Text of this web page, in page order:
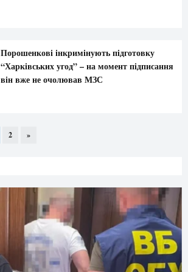
Порошенкові інкримінують підготовку
“Харківських угод” – на момент підписання
він вже не очолював МЗС
2 »